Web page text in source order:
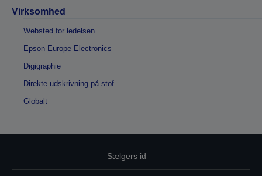
Virksomhed
Websted for ledelsen
Epson Europe Electronics
Digigraphie
Direkte udskrivning på stof
Globalt
Sælgers id